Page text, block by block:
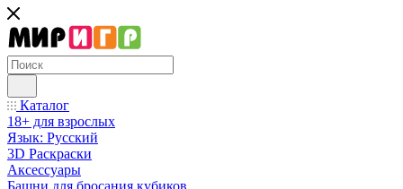
Каталог
18+ для взрослых
Язык: Русский
3D Раскраски
Аксессуары
Башни для бросания кубиков